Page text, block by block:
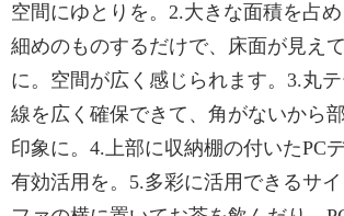
空間にゆとりを。2.大きな面積を占
細めのものするだけで、床面が見え
に。空間が広く感じられます。3.丸
線を広く確保できて、角がないから
印象に。4.上部に収納棚の付いたPC
有効活用を。5.多彩に活用できるサ